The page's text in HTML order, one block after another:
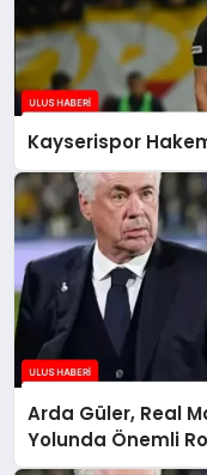
Kayserispor
Arda Güler, Real
Yolunda Önemli